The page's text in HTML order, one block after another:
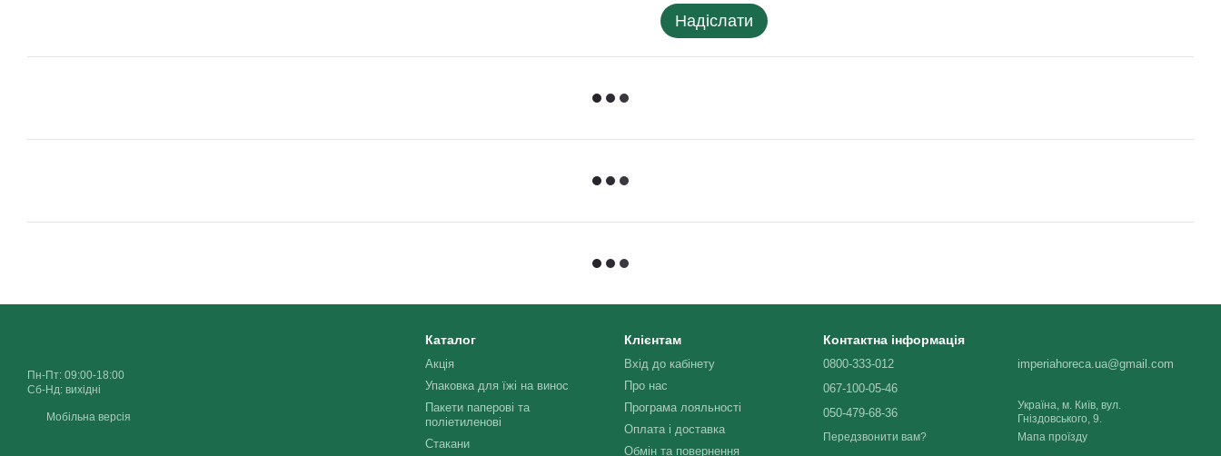
Надіслати
Пн-Пт: 09:00-18:00
Сб-Нд: вихідні
Мобільна версія
Каталог
Акція
Упаковка для їжі на винос
Пакети паперові та
поліетиленові
Стакани
Клієнтам
Вхід до кабінету
Про нас
Програма лояльності
Оплата і доставка
Обмін та повернення
Контактна інформація
0800-333-012
067-100-05-46
050-479-68-36
Передзвонити вам?
imperiahoreca.ua@gmail.com
Україна, м. Київ, вул.
Гніздовського, 9.
Мапа проїзду